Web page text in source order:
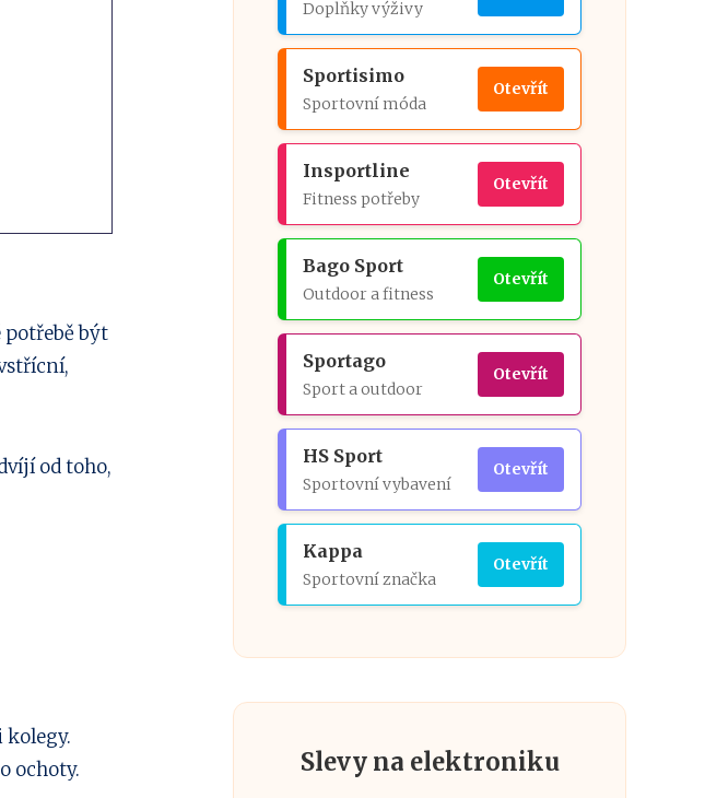
být
od toho,
kolegy.
ochoty.
Doplňky výživy
Sportisimo
Sportovní móda
Otevřít
Insportline
Fitness potřeby
Otevřít
Bago Sport
Outdoor a fitness
Otevřít
Sportago
Sport a outdoor
Otevřít
HS Sport
Sportovní vybavení
Otevřít
Kappa
Sportovní značka
Otevřít
Slevy na elektroniku